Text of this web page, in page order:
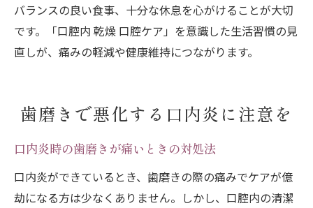
バランスの良い食事、十分な休息を心がけることが大切
です。「口腔内 乾燥 口腔ケア」を意識した生活習慣の見
直しが、痛みの軽減や健康維持につながります。
歯磨きで悪化する口内炎に注意を
口内炎時の歯磨きが痛いときの対処法
口内炎ができているとき、歯磨きの際の痛みでケアが億
劫になる方は少なくありません。しかし、口腔内の清潔